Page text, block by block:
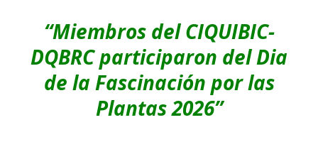
“Miembros del CIQUIBIC-
DQBRC participaron del Dia
de la Fascinación por las
Plantas 2026”